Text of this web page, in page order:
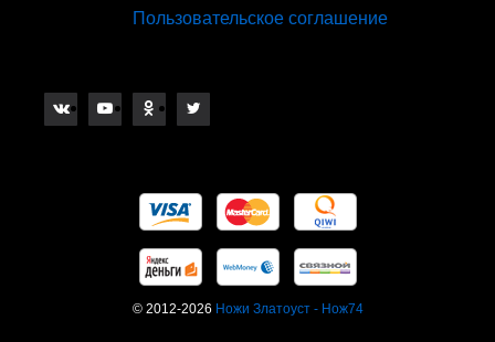
Пользовательское соглашение
© 2012-2026 Ножи Златоуст - Нож74